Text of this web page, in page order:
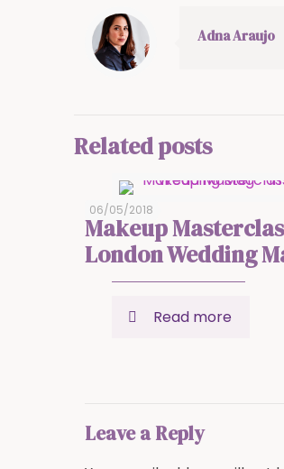
Adna Araujo
Related posts
06/05/2018
Makeup
London Wedding
Read more
Leave a Reply